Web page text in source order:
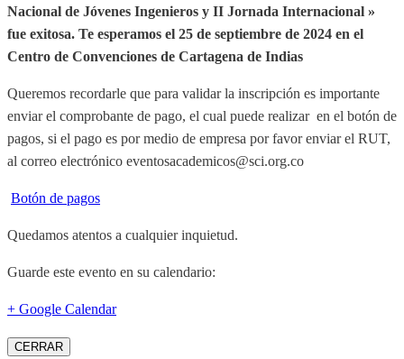
Nacional de Jóvenes Ingenieros y II Jornada Internacional »
fue exitosa. Te esperamos el 25 de septiembre de 2024 en el
Centro de Convenciones de Cartagena de Indias
Queremos recordarle que para validar la inscripción es importante
enviar el comprobante de pago, el cual puede realizar en el botón de
pagos, si el pago es por medio de empresa por favor enviar el RUT,
al correo electrónico eventosacademicos@sci.org.co
Botón de pagos
Quedamos atentos a cualquier inquietud.
Guarde este evento en su calendario:
+ Google Calendar
CERRAR